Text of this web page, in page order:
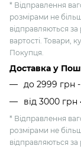
* Відправлення
розмірами не
відправляються
вартості. Товари,
Покупця.
Доставка у
до 2999 грн -
від 3000 грн
* Відправлення
розмірами не
відправляються